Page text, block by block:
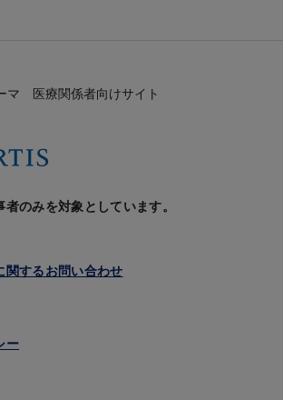
マ 医療関係者向けサイト
のみを対象としています。
関するお問い合わせ
ー